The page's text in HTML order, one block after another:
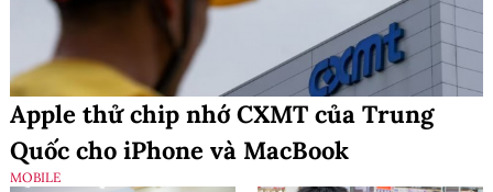
Apple thử chip nhớ CXMT của Trung
Quốc cho iPhone và MacBook
MOBILE